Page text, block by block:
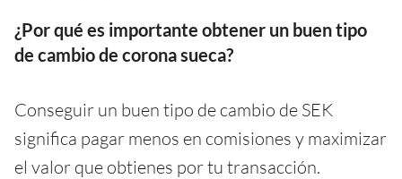
¿Por qué es importante obtener un buen tipo
de cambio de corona sueca?
Conseguir un buen tipo de cambio de SEK
significa pagar menos en comisiones y maximizar
el valor que obtienes por tu transacción.